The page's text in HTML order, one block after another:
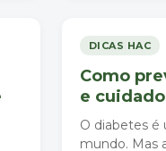
DICAS HAC
Como
e
O diabetes é
mundo. Mas